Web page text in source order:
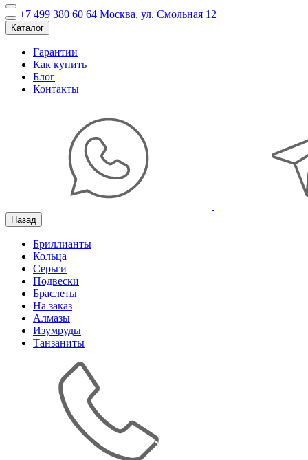
+7 499 380 60 64 Москва, ул. Смольная 12
Каталог
Гарантии
Как купить
Блог
Контакты
Назад
Бриллианты
Кольца
Серьги
Подвески
Браслеты
На заказ
Алмазы
Изумруды
Танзаниты